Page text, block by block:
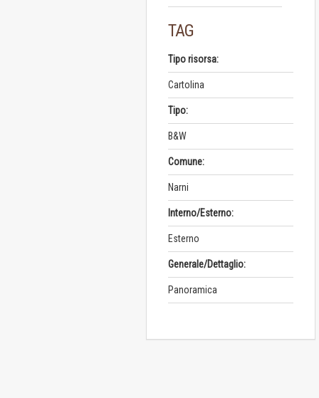
TAG
Tipo risorsa:
Cartolina
Tipo:
B&W
Comune:
Narni
Interno/Esterno:
Esterno
Generale/Dettaglio:
Panoramica